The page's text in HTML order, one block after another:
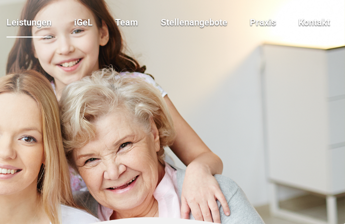
Leistungen
Ergotherapie
Logopädie
Physiotherapie
Autismusspezifische
Förderung
iGeL
Kinesio-Tape
Klassische Massagen
Manuelle
Lymphdrainagen
Babymassagekurs
Cranio Sacral Therapie
Team Stellenangebote Praxis Kontakt